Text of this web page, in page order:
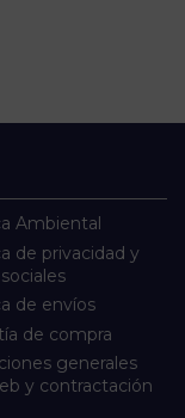
Ambiental
de privacidad y
de envíos
de compra
generales
y contractación